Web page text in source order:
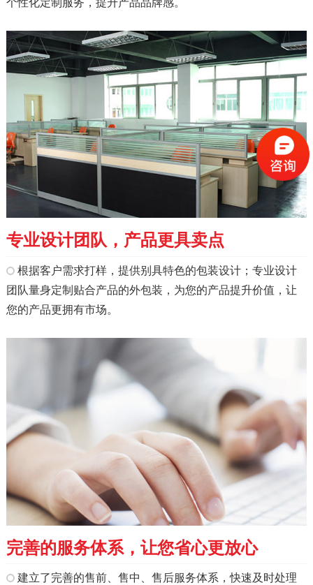
个性化定制服务，提升产品品牌感。
专业设计团队，产品更具卖点
根据客户需求打样，提供别具特色的包装设计；专业设计
团队量身定制贴合产品的外包装，为您的产品提升价值，让
您的产品更拥有市场。
完善的服务体系，让您省心更放心
建立了完善的售前、售中、售后服务体系，快速及时处理